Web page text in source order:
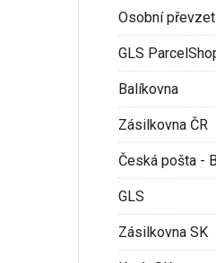
Osobní
GLS
Balíkovna
Zásilkovna ČR
Česká pošta -
GLS
Zásilkovna SK